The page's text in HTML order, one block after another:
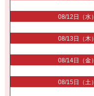
08/12日（水）
08/13日（木）
08/14日（金）
08/15日（土）